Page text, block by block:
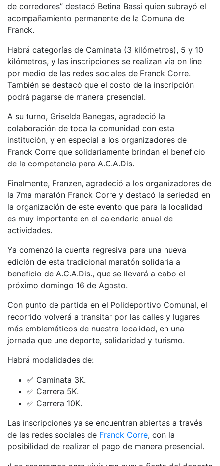
de corredores” destacó Betina Bassi quien subrayó el
acompañamiento permanente de la Comuna de
Franck.
Habrá categorías de Caminata (3 kilómetros), 5 y 10
kilómetros, y las inscripciones se realizan vía on line
por medio de las redes sociales de Franck Corre.
También se destacó que el costo de la inscripción
podrá pagarse de manera presencial.
A su turno, Griselda Banegas, agradeció la
colaboración de toda la comunidad con esta
institución, y en especial a los organizadores de
Franck Corre que solidariamente brindan el beneficio
de la competencia para A.C.A.Dis.
Finalmente, Franzen, agradeció a los organizadores de
la 7ma maratón Franck Corre y destacó la seriedad en
la organización de este evento que para la localidad
es muy importante en el calendario anual de
actividades.
Ya comenzó la cuenta regresiva para una nueva
edición de esta tradicional maratón solidaria a
beneficio de A.C.A.Dis., que se llevará a cabo el
próximo domingo 16 de Agosto.
Con punto de partida en el Polideportivo Comunal, el
recorrido volverá a transitar por las calles y lugares
más emblemáticos de nuestra localidad, en una
jornada que une deporte, solidaridad y turismo.
Habrá modalidades de:
✅ Caminata 3K.
✅ Carrera 5K.
✅ Carrera 10K.
Las inscripciones ya se encuentran abiertas a través
de las redes sociales de Franck Corre, con la
posibilidad de realizar el pago de manera presencial.